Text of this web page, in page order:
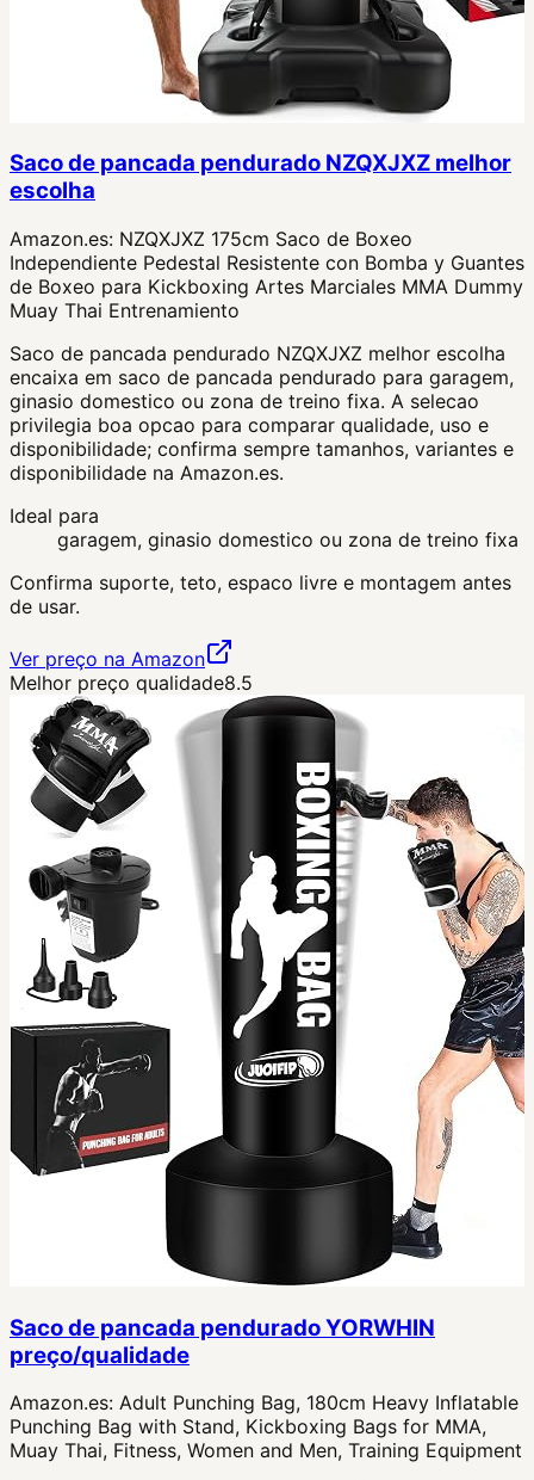
Saco de pancada pendurado NZQXJXZ melhor
escolha
Amazon.es: NZQXJXZ 175cm Saco de Boxeo
Independiente Pedestal Resistente con Bomba y Guantes
de Boxeo para Kickboxing Artes Marciales MMA Dummy
Muay Thai Entrenamiento
Saco de pancada pendurado NZQXJXZ melhor escolha
encaixa em saco de pancada pendurado para garagem,
ginasio domestico ou zona de treino fixa. A selecao
privilegia boa opcao para comparar qualidade, uso e
disponibilidade; confirma sempre tamanhos, variantes e
disponibilidade na Amazon.es.
Ideal para
garagem, ginasio domestico ou zona de treino fixa
Confirma suporte, teto, espaco livre e montagem antes
de usar.
Ver preço na Amazon
Melhor preço qualidade8.5
Saco de pancada pendurado YORWHIN
preço/qualidade
Amazon.es: Adult Punching Bag, 180cm Heavy Inflatable
Punching Bag with Stand, Kickboxing Bags for MMA,
Muay Thai, Fitness, Women and Men, Training Equipment